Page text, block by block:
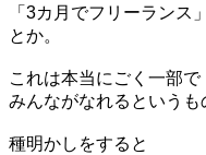
「3カ月でフリーランス」
とか。
これは本当にごく一部で
みんながなれるというも
種明かしをすると